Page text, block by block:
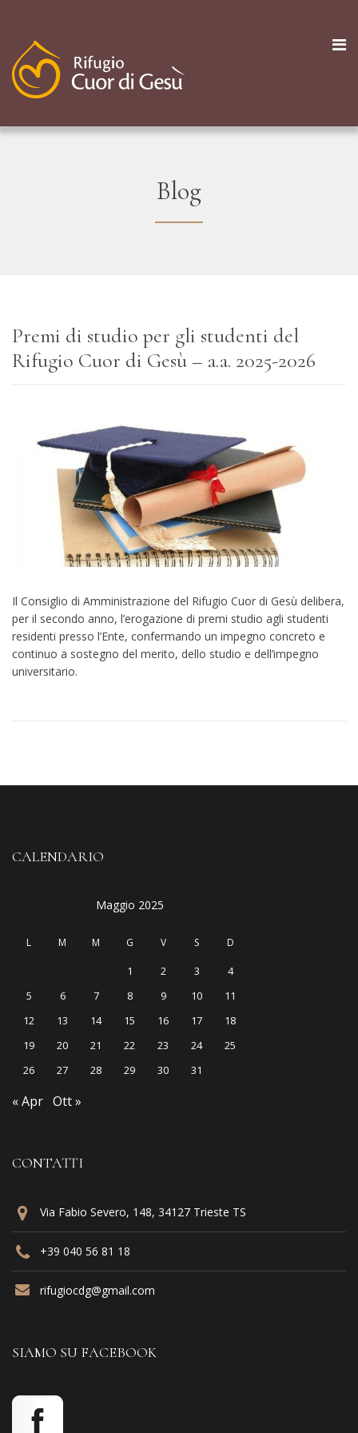
Blog
Premi di studio per gli studenti del
Rifugio Cuor di Gesù – a.a. 2025-2026
Il Consiglio di Amministrazione del Rifugio Cuor di Gesù delibera,
per il secondo anno, l’erogazione di premi studio agli studenti
residenti presso l’Ente, confermando un impegno concreto e
continuo a sostegno del merito, dello studio e dell’impegno
universitario.
CALENDARIO
Maggio 2025
L M M G V S D
1 2 3
4
5
6 7 8 9 10
11
12
13 14 15 16 17
18
19
20 21 22 23 24
25
26
27 28 29 30 31
« Apr Ott »
CONTATTI
Via Fabio Severo, 148, 34127 Trieste TS
+39 040 56 81 18
rifugiocdg@gmail.com
SIAMO SU FACEBOOK